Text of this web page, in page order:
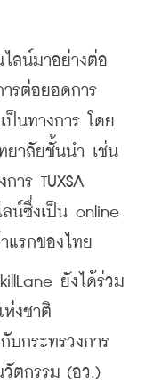
น์มาอย่างต่อ
รต่อยอดการ
ป็นทางการ โดย
ยาลัยชั้นนำ เช่น
าร TUXSA
น์ซึ่งเป็น online
แรกของไทย
ยังได้ร่วม
งชาติ
บกระทรวงการ
ตกรรม (อว.)